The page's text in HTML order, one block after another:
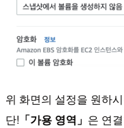
위 화면의 설정을 원하
단! 「가용 영역」 은 연